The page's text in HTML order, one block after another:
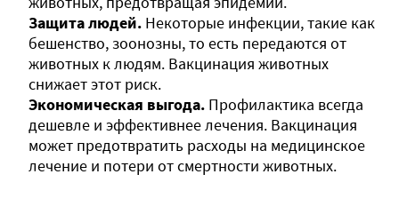
Защита людей. Некоторые инфекции, такие как
бешенство, зоонозны, то есть передаются от
животных к людям. Вакцинация животных
снижает этот риск.
Экономическая выгода. Профилактика всегда
дешевле и эффективнее лечения. Вакцинация
может предотвратить расходы на медицинское
лечение и потери от смертности животных.